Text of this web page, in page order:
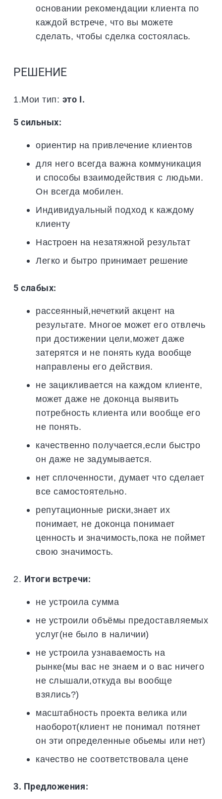
основании рекомендации клиента по
каждой встрече, что вы можете
сделать, чтобы сделка состоялась.
РЕШЕНИЕ
1.Мои тип: это I.
5 сильных:
ориентир на привлечение клиентов
для него всегда важна коммуникация
и способы взаимодействия с людьми.
Он всегда мобилен.
Индивидуальный подход к каждому
клиенту
Настроен на незатяжной результат
Легко и бытро принимает решение
5 слабых:
рассеянный,нечеткий акцент на
результате. Многое может его отвлечь
при достижении цели,может даже
затерятся и не понять куда вообще
направлены его действия.
не зацикливается на каждом клиенте,
может даже не доконца выявить
потребность клиента или вообще его
не понять.
качественно получается,если быстро
он даже не задумывается.
нет сплоченности, думает что сделает
все самостоятельно.
репутационные риски,знает их
понимает, не доконца понимает
ценность и значимость,пока не поймет
свою значимость.
2. Итоги встречи:
не устроила сумма
не устроили объёмы предоставляемых
услуг(не было в наличии)
не устроила узнаваемость на
рынке(мы вас не знаем и о вас ничего
не слышали,откуда вы вообще
взялись?)
масштабность проекта велика или
наоборот(клиент не понимал потянет
он эти определенные обьемы или нет)
качество не соответствовала цене
3. Предложения: